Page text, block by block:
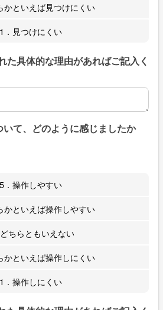
かといえば見つけにくい
1．見つけにくい
た具体的な理由があればご記入く
た具体的な理由があればご記入くだ
て、どのように感じましたか
5．操作しやすい
かといえば操作しやすい
ちらともいえない
かといえば操作しにくい
1．操作しにくい